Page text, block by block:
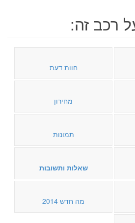
רכב זה:
חוות דעת
מחירון
תמונות
שאלות ותשובות
מה חדש 2014